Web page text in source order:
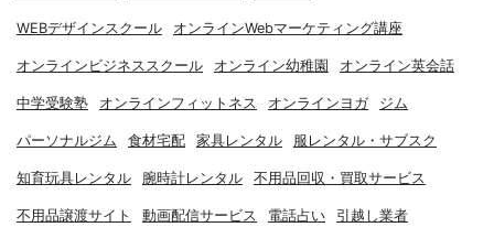
WEBデザインスクール オンラインWebマーケティング講座
オンラインビジネススクール オンライン幼稚園 オンライン英会話
中学受験塾 オンラインフィットネス オンラインヨガ ジム
パーソナルジム 食材宅配 家具レンタル 服レンタル・サブスク
知育玩具レンタル 腕時計レンタル 不用品回収・買取サービス
不用品譲渡サイト 動画配信サービス 電話占い 引越し業者